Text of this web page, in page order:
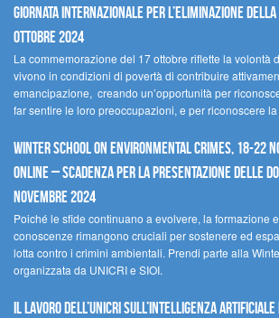
Giornata internazionale per l’eliminazione
ottobre 2024
La commemorazione del 17 ottobre riflette la volontà
vivono in condizioni di povertà di contribuire
emancipazione, creando un’opportunità per
far sentire le loro preoccupazioni, e per riconoscere
Winter School on Environmental Crimes, 18-22
Online – Scadenza per la presentazione delle
novembre 2024
Poiché le sfide continuano a evolvere, la formazione
conoscenze rimangono cruciali per sostenere ed
lotta contro i crimini ambientali. Prendi parte alla
organizzata da UNICRI e SIOI.
Il lavoro dell’UNICRI sull’intelligenza